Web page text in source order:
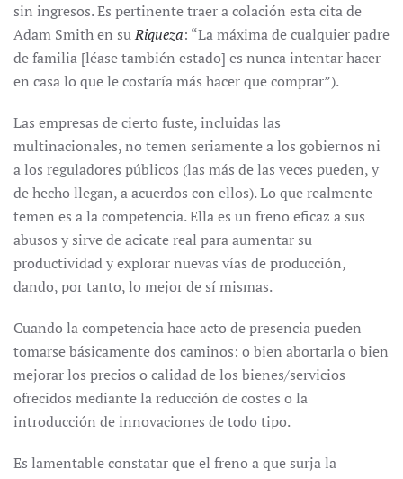
sin ingresos. Es pertinente traer a colación esta cita de
Adam Smith en suRiqueza: “La máxima de cualquier padre
de familia [léase también estado] es nunca intentar hacer
en casa lo que le costaría más hacer que comprar”).
Las empresas de cierto fuste, incluidas las
multinacionales, no temen seriamente a los gobiernos ni
a los reguladores públicos (las más de las veces pueden, y
de hecho llegan, a acuerdos con ellos). Lo que realmente
temen es a la competencia. Ella es un freno eficaz a sus
abusos y sirve de acicate real para aumentar su
productividad y explorar nuevas vías de producción,
dando, por tanto, lo mejor de sí mismas.
Cuando la competencia hace acto de presencia pueden
tomarse básicamente dos caminos: o bien abortarla o bien
mejorar los precios o calidad de los bienes/servicios
ofrecidos mediante la reducción de costes o la
introducción de innovaciones de todo tipo.
Es lamentable constatar que el freno a que surja la